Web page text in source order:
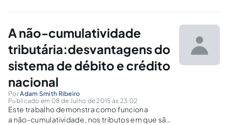
tributos (IPI, ICMS, PIS/PASEP e COFINS),
hipóteses de creditamento/compensação
diante da não-cumulativ
A não-cumulatividade
tributária:desvantagens do
sistema de débito e crédito
nacional
PorAdam Smith Ribeiro
Publicado em 08 de Julho de 2015 às 23:02
Este trabalho demonstra como funciona
a não-cumulatividade, nos tributos em que são